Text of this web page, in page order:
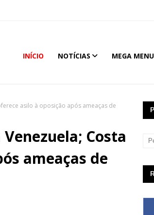
INÍCIO NOTÍCIAS MEGA MENU
asilo à oposição após ameaças de
Costa
ameaças de